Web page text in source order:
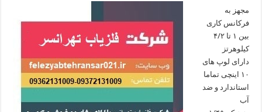
مجهز به
فرکانس کاری
بین ۱ تا ۴/۲
کیلوهرتز
دارای لوپ های
۱۰ اینچی تماما
استاندارد و ضد
آب